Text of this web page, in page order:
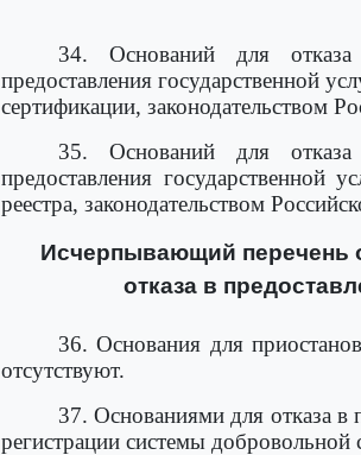
34. Оснований для
предоставления государственной
сертификации, законодательством
35. Оснований для
предоставления государственной
реестра, законодательством
Исчерпывающий перечень
отказа в
36. Основания для
отсутствуют.
37. Основаниями для отказа в
регистрации системы добровольной